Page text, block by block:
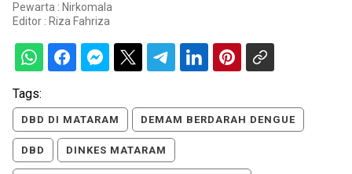
Pewarta : Nirkomala
Editor : Riza Fahriza
Tags:
DBD DI MATARAM DEMAM BERDARAH DENGUE
DBD DINKES MATARAM